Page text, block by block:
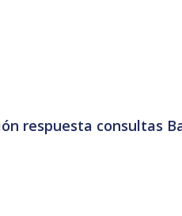
respuesta consultas